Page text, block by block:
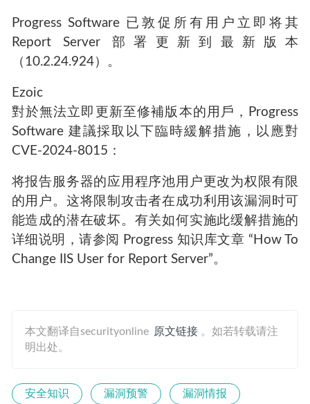
Progress Software 已敦促所有用户立即将其
Report Server 部署更新到最新版本
（10.2.24.924）。
Ezoic
對於無法立即更新至修補版本的用戶，Progress
Software 建議採取以下臨時緩解措施，以應對
CVE-2024-8015：
将报告服务器的应用程序池用户更改为权限有限
的用户。这将限制攻击者在成功利用该漏洞时可
能造成的潜在破坏。有关如何实施此缓解措施的
详细说明，请参阅 Progress 知识库文章 “How To
Change IIS User for Report Server”。
本文翻译自securityonline 原文链接 。如若转载请注
明出处。
安全知识 漏洞预警 漏洞情报